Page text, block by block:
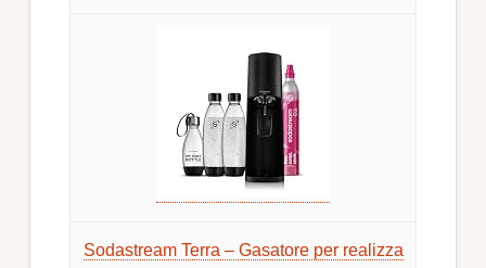
Sodastream Terra – Gasatore per realizza